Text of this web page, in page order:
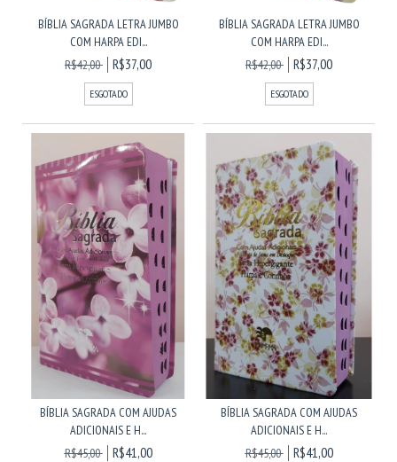
BÍBLIA SAGRADA LETRA JUMBO
COM HARPA EDI...
R$42,00
R$37,00
ESGOTADO
BÍBLIA SAGRADA LETRA JUMBO
COM HARPA EDI...
R$42,00
R$37,00
ESGOTADO
BÍBLIA SAGRADA COM AJUDAS
ADICIONAIS E H...
R$45,00
R$41,00
BÍBLIA SAGRADA COM AJUDAS
ADICIONAIS E H...
R$45,00
R$41,00